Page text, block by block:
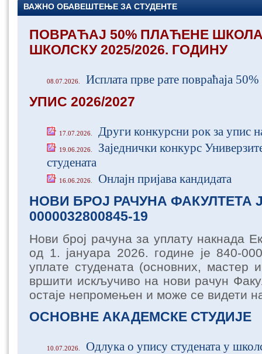
ВАЖНО ОБАВЕШТЕЊЕ ЗА СТУДЕНТЕ
ПОВРАЋАЈ 50% ПЛАЋЕНЕ
ШКОЛСКУ 2025/2026. ГОДИНУ
08.07.2026. Исплата прве рате повраћаја
УПИС 2026/2027
17.07.2026. Други конкурсни рок за упис
19.06.2026.
Заједнички конкурс
студената
16.06.2026. Онлајн пријава кандидата
НОВИ БРОЈ РАЧУНА ФАКУЛТЕТА
0000032800845-19
Нови број рачуна за уплату накнада
од 1. јануара 2026. године је 840-
уплате студената (основних, мастер и
вршити искључиво на нови рачун
остаје непромењен и може се видети
ОСНОВНЕ АКАДЕМСКЕ СТУДИЈЕ
10.07.2026.
Одлука о упису студената у